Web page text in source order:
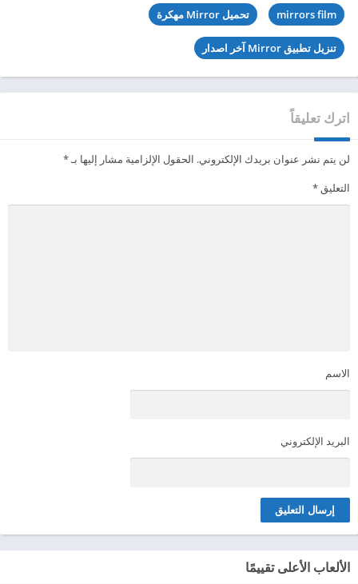
mirrors film تحميل Mirror مهكرة
تنزيل تطبيق Mirror آخر اصدار
اترك تعليقاً
لن يتم نشر عنوان بريدك الإلكتروني. الحقول الإلزامية مشار إليها بـ*
التعليق*
الاسم
البريد الإلكتروني
الألعاب الأعلى تقييمًا